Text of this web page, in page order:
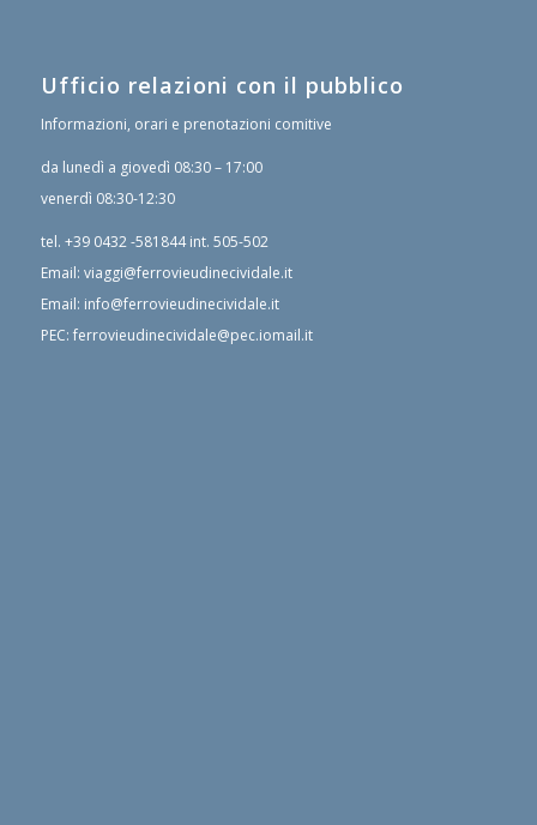
Ufficio relazioni con il pubblico
Informazioni, orari e prenotazioni comitive
da lunedì a giovedì 08:30 – 17:00
venerdì 08:30-12:30
tel. +39 0432 -581844int. 505-502
Email: viaggi@ferrovieudinecividale.it
Email: info@ferrovieudinecividale.it
PEC: ferrovieudinecividale@pec.iomail.it